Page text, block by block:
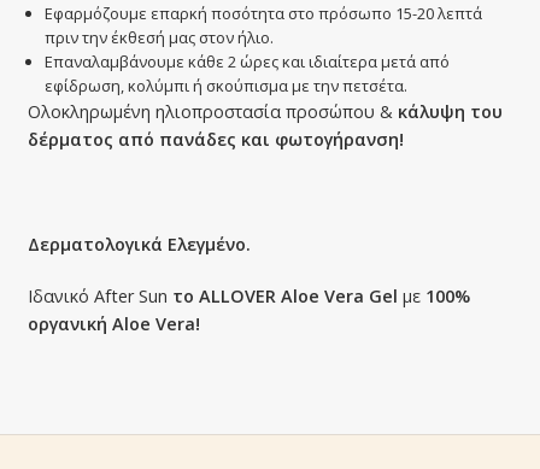
Εφαρμόζουμε επαρκή ποσότητα στο πρόσωπο 15-20 λεπτά
πριν την έκθεσή μας στον ήλιο.
Επαναλαμβάνουμε κάθε 2 ώρες και ιδιαίτερα μετά από
εφίδρωση, κολύμπι ή σκούπισμα με την πετσέτα.
Ολοκληρωμένη ηλιοπροστασία προσώπου & κάλυψη του
δέρματος από πανάδες και φωτογήρανση!
Δερματολογικά Ελεγμένο.
Ιδανικό After Sun το ALLOVER Aloe Vera Gel με100%
οργανική Aloe Vera!